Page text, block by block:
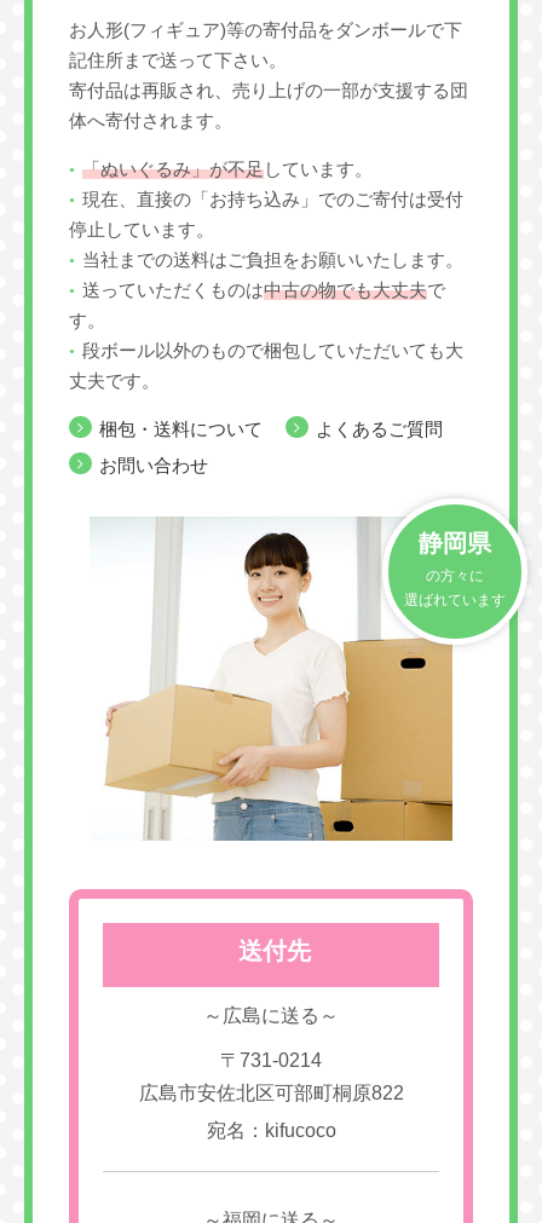
お人形(フィギュア)等の寄付品をダンボールで下
記住所まで送って下さい。
寄付品は再販され、売り上げの一部が支援する団
体へ寄付されます。
「ぬいぐるみ」が不足しています。
現在、直接の「お持ち込み」でのご寄付は受付
停止しています。
当社までの送料はご負担をお願いいたします。
送っていただくものは中古の物でも大丈夫で
す。
段ボール以外のもので梱包していただいても大
丈夫です。
梱包・送料について
よくあるご質問
お問い合わせ
静岡県
の方々に
選ばれています
送付先
～広島に送る～
〒731-0214
広島市安佐北区可部町桐原822
宛名：kifucoco